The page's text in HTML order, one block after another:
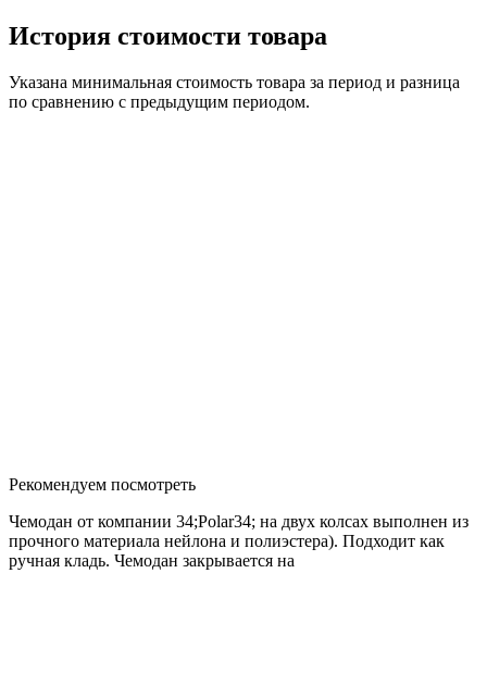
История стоимости товара
Указана минимальная стоимость товара за период и разница
по сравнению с предыдущим периодом.
Рекомендуем посмотреть
Чемодан от компании 34;Polar34; на двух колсах выполнен из
прочного материала нейлона и полиэстера). Подходит как
ручная кладь. Чемодан закрывается на